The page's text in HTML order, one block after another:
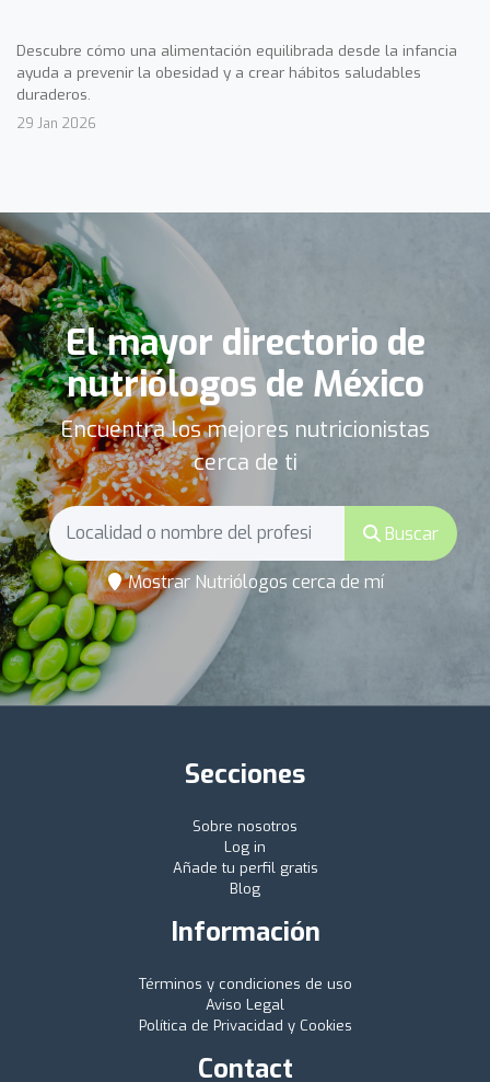
Descubre cómo una alimentación equilibrada desde la infancia
ayuda a prevenir la obesidad y a crear hábitos saludables
duraderos.
29 Jan 2026
El mayor directorio de
nutriólogos de México
Encuentra los mejores nutricionistas
cerca de ti
Buscar
Mostrar Nutriólogos cerca de mí
Secciones
Sobre nosotros
Log in
Añade tu perfil gratis
Blog
Información
Términos y condiciones de uso
Aviso Legal
Política de Privacidad y Cookies
Contact